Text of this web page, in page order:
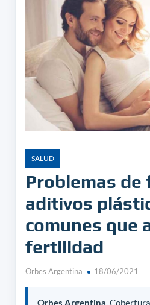
SALUD
Problemas
aditivos
comunes que
fertilidad
Orbes Argentina 18/06/2021
Orbes Argentina.